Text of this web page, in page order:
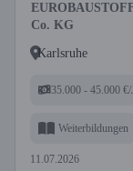
Co. KG
Karlsruhe
35.000 - 45.000 €/
Weiterbildungen
11.07.2026